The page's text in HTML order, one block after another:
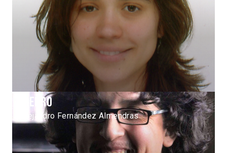
Hierro
Alejandro Fernández Almendras